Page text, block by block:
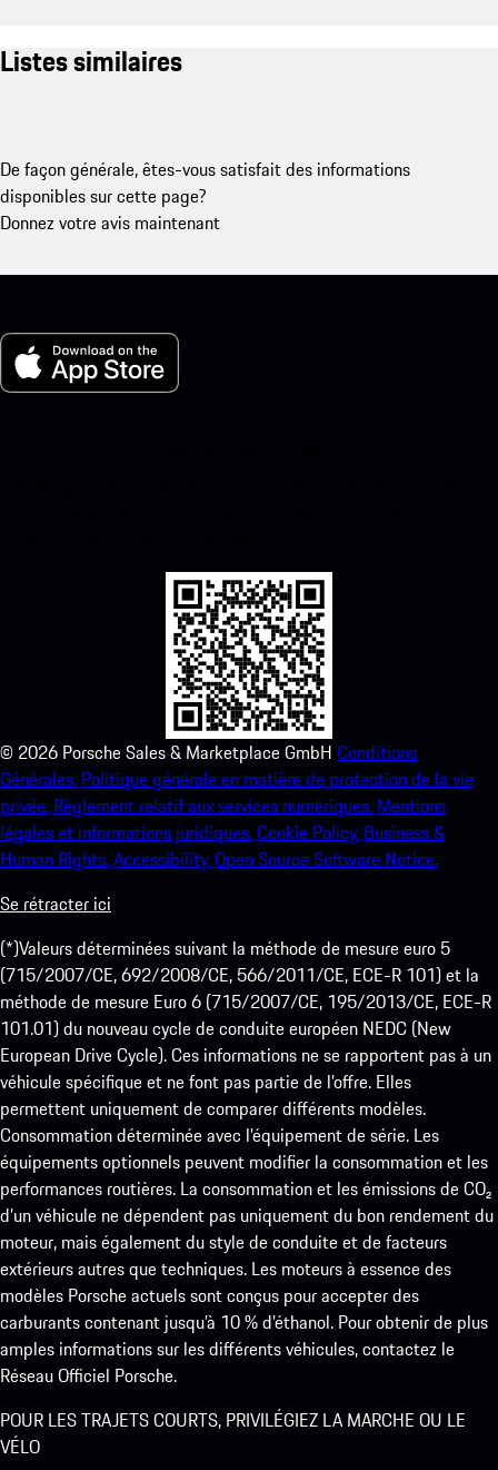
Listes similaires
De façon générale, êtes-vous satisfait des informations
disponibles sur cette page?
Donnez votre avis maintenant
© 2026 Porsche Sales & Marketplace GmbH Conditions
Générales. Politique générale en matière de protection de la vie
privée. Règlement relatif aux services numériques. Mentions
légales et informations juridiques.Cookie Policy. Business &
Human Rights.Accessibility.Open Source Software Notice.
Se rétracter ici
(*)Valeurs déterminées suivant la méthode de mesure euro 5
(715/2007/CE, 692/2008/CE, 566/2011/CE, ECE-R 101) et la
méthode de mesure Euro 6 (715/2007/CE, 195/2013/CE, ECE-R
101.01) du nouveau cycle de conduite européen NEDC (New
European Drive Cycle). Ces informations ne se rapportent pas à un
véhicule spécifique et ne font pas partie de l’offre. Elles
permettent uniquement de comparer différents modèles.
Consommation déterminée avec l’équipement de série. Les
équipements optionnels peuvent modifier la consommation et les
performances routières. La consommation et les émissions de CO₂
d’un véhicule ne dépendent pas uniquement du bon rendement du
moteur, mais également du style de conduite et de facteurs
extérieurs autres que techniques. Les moteurs à essence des
modèles Porsche actuels sont conçus pour accepter des
carburants contenant jusqu’à 10 % d’éthanol. Pour obtenir de plus
amples informations sur les différents véhicules, contactez le
Réseau Officiel Porsche.
POUR LES TRAJETS COURTS, PRIVILÉGIEZ LA MARCHE OU LE
VÉLO